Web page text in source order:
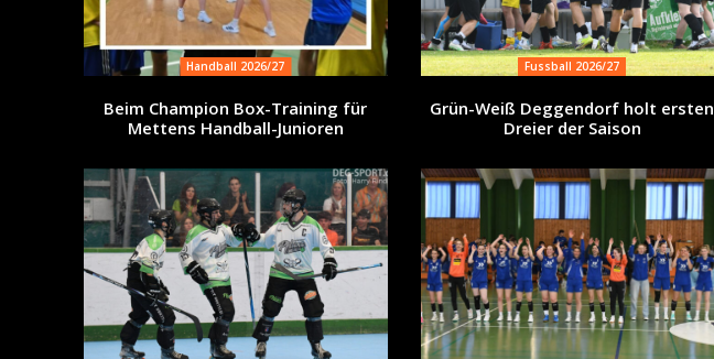
Handball 2026/27
Beim Champion Box-Training für
Mettens Handball-Junioren
Fussball 2026/27
Grün-Weiß Deggendorf holt ersten
Dreier der Saison